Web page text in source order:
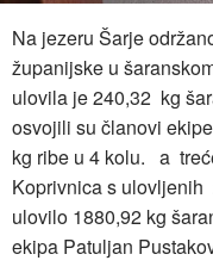
Na jezeru Šarje
županijske u
ulovila je 240,32 kg
osvojili su članovi
kg ribe u 4 kolu. a
Koprivnica s ulovljenih
ulovilo 1880,92 kg
ekipa Patuljan